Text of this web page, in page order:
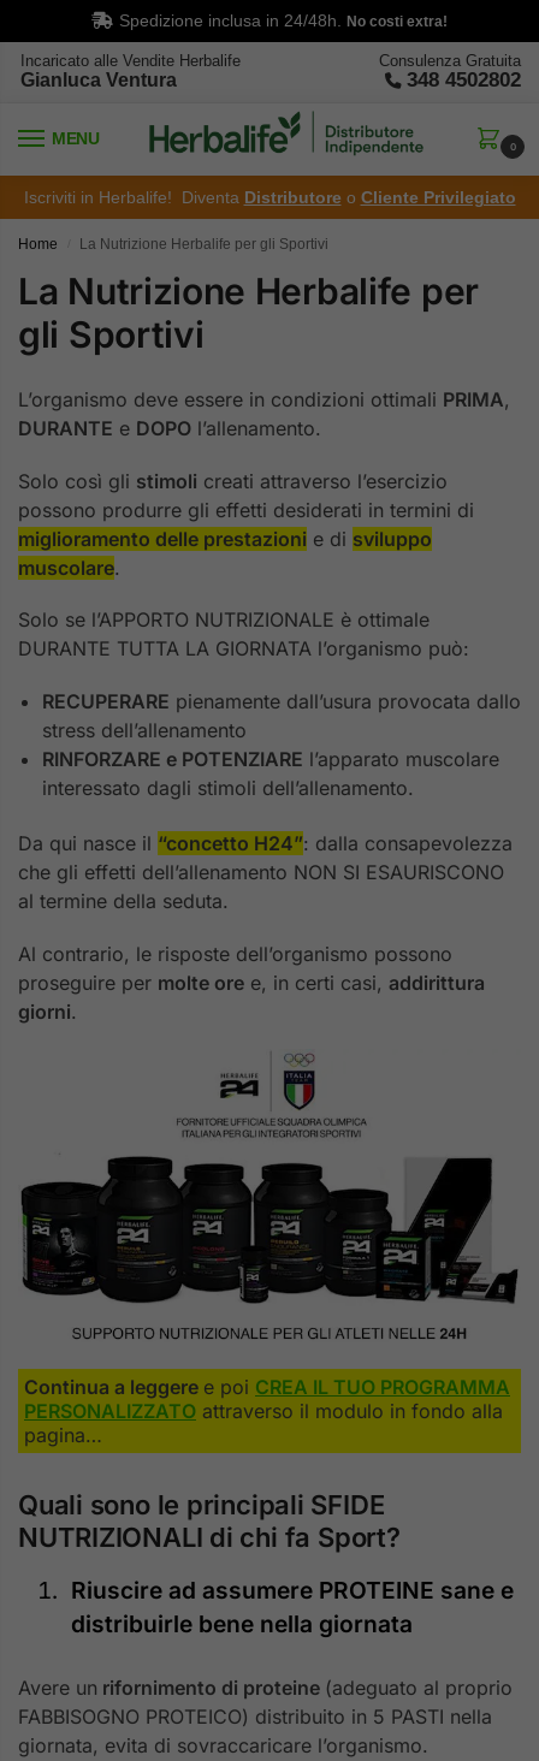
Spedizione inclusa in 24/48h. No costi extra!
Incaricato alle Vendite Herbalife
Gianluca Ventura
Consulenza Gratuita
348 4502802
MENU 0
Iscriviti in Herbalife! Diventa Distributore o Cliente Privilegiato
Home La Nutrizione Herbalife per gli Sportivi
La Nutrizione Herbalife per
gli Sportivi
L’organismo deve essere in condizioni ottimali PRIMA,
DURANTE e DOPO l’allenamento.
Solo così gli stimoli creati attraverso l’esercizio
possono produrre gli effetti desiderati in termini di
miglioramento delle prestazioni e di sviluppo
muscolare.
Solo se l’APPORTO NUTRIZIONALE è ottimale
DURANTE TUTTA LA GIORNATA l’organismo può:
RECUPERARE pienamente dall’usura provocata dallo
stress dell’allenamento
RINFORZARE e POTENZIARE l’apparato muscolare
interessato dagli stimoli dell’allenamento.
Da qui nasce il “concetto H24”: dalla consapevolezza
che gli effetti dell’allenamento NON SI ESAURISCONO
al termine della seduta.
Al contrario, le risposte dell’organismo possono
proseguire per molte ore e, in certi casi, addirittura
giorni.
Continua a leggere e poi CREA IL TUO PROGRAMMA
PERSONALIZZATO attraverso il modulo in fondo alla
pagina…
Quali sono le principali SFIDE
NUTRIZIONALI di chi fa Sport?
Riuscire ad assumere PROTEINE sane e
distribuirle bene nella giornata
Avere un rifornimento di proteine (adeguato al proprio
FABBISOGNO PROTEICO) distribuito in 5 PASTI nella
giornata, evita di sovraccaricare l’organismo.